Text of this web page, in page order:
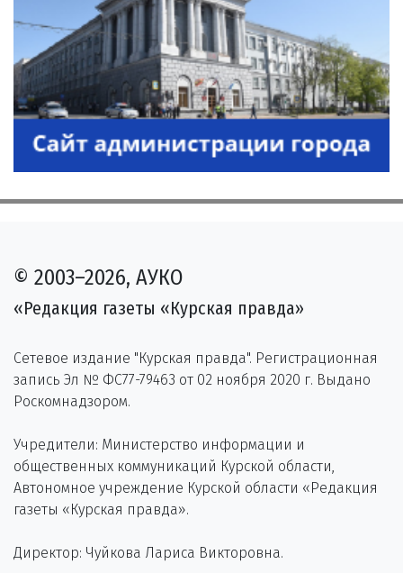
© 2003–2026, АУКО
«Редакция газеты «Курская правда»
Сетевое издание "Курская правда". Регистрационная
запись Эл № ФС77-79463 от 02 ноября 2020 г. Выдано
Роскомнадзором.
Учредители: Министерство информации и
общественных коммуникаций Курской области,
Автономное учреждение Курской области «Редакция
газеты «Курская правда».
Директор: Чуйкова Лариса Викторовна.